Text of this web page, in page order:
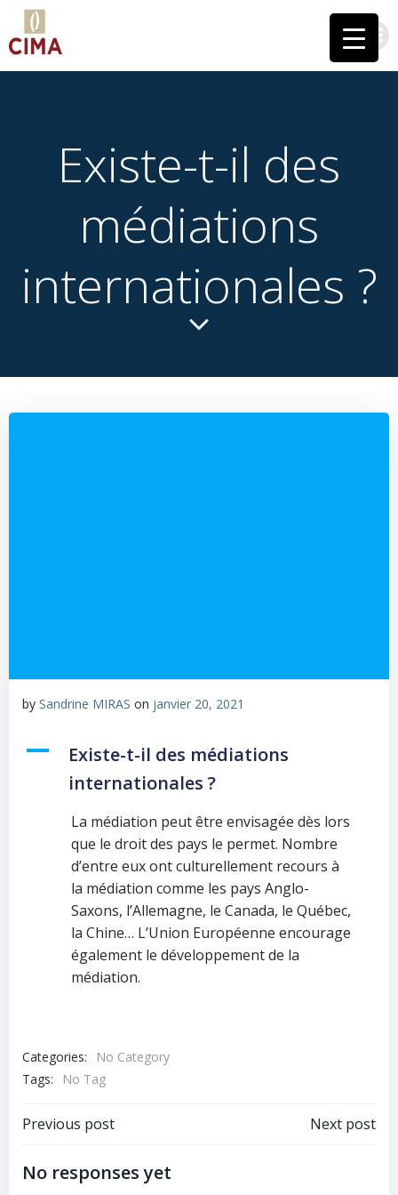
Existe-t-il des
médiations
internationales ?
by Sandrine MIRAS on janvier 20, 2021
A
Existe-t-il des médiations
internationales ?
La médiation peut être envisagée dès lors
que le droit des pays le permet. Nombre
d’entre eux ont culturellement recours à
la médiation comme les pays Anglo-
Saxons, l’Allemagne, le Canada, le Québec,
la Chine… L’Union Européenne encourage
également le développement de la
médiation.
Categories:
No Category
Tags:
No Tag
Post
navigation
Previous post Next post
No responses yet